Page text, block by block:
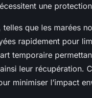
une
telles que les marées
rapidement pour
temporaire
leur récupération.
minimiser l’impact